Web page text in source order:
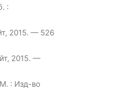
:
2015. — 526
2015. —
: Изд-во